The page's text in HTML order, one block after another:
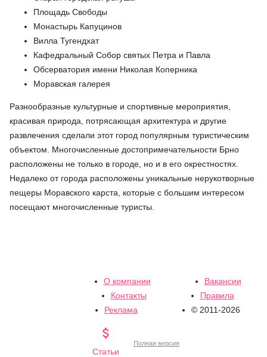
Площадь Свободы
Монастырь Капуцинов
Вилла Тугендхат
Кафедральный Собор святых Петра и Павла
Обсерватория имени Николая Коперника
Моравская галерея
Разнообразные культурные и спортивные мероприятия,
красивая природа, потрясающая архитектура и другие
развлечения сделали этот город популярным туристическим
объектом. Многочисленные достопримечательности Брно
расположены не только в городе, но и в его окрестностях.
Недалеко от города расположены уникальные нерукотворные
пещеры Моравского карста, которые с большим интересом
посещают многочисленные туристы.
О компании
Вакансии
Контакты
Правила
Реклама
© 2011-2026

Статьи
Полная версия